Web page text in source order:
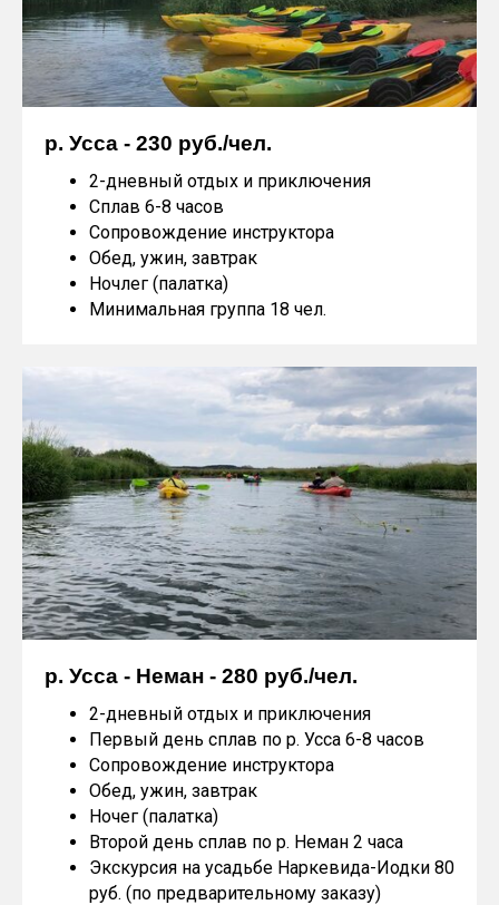
р. Усса - 230 руб./чел.
2-дневный отдых и приключения
Сплав 6-8 часов
Сопровождение инструктора
Обед, ужин, завтрак
Ночлег (палатка)
Минимальная группа 18 чел.
р. Усса - Неман - 280 руб./чел.
2-дневный отдых и приключения
Первый день сплав по р. Усса 6-8 часов
Сопровождение инструктора
Обед, ужин, завтрак
Ночег (палатка)
Второй день сплав по р. Неман 2 часа
Экскурсия на усадьбе Наркевида-Иодки 80
руб. (по предварительному заказу)